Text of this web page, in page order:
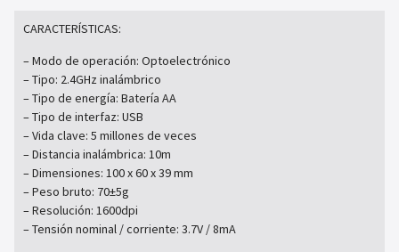
CARACTERÍSTICAS:
– Modo de operación: Optoelectrónico
– Tipo: 2.4GHz inalámbrico
– Tipo de energía: Batería AA
– Tipo de interfaz: USB
– Vida clave: 5 millones de veces
– Distancia inalámbrica: 10m
– Dimensiones: 100 x 60 x 39 mm
– Peso bruto: 70±5g
– Resolución: 1600dpi
– Tensión nominal / corriente: 3.7V / 8mA